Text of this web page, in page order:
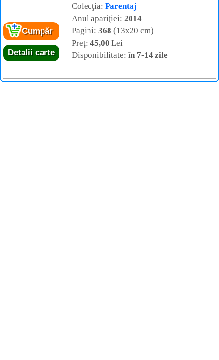
Cumpăr
Detalii carte
Colecţia: Parentaj
Anul apariţiei: 2014
Pagini: 368 (13x20 cm)
Preţ: 45,00 Lei
Disponibilitate:în 7-14 zile